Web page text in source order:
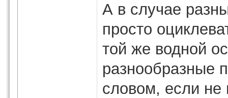
А в случае
просто
той же водной
разнообразные
словом, если не